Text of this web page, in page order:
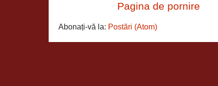
Pagina de pornire
Abonați-vă la: Postări (Atom)